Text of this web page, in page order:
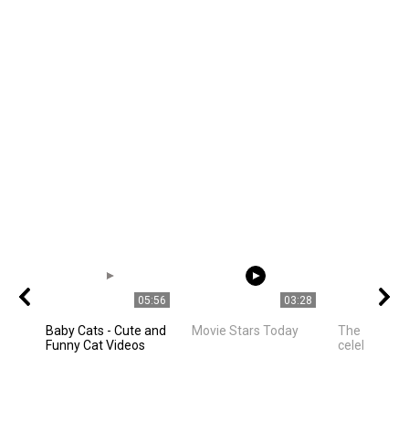
05:56
Baby Cats - Cute and
Funny Cat Videos
03:28
Movie Stars Today
The best
celebrities